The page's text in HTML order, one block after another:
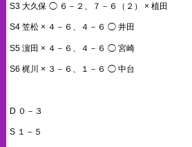
S3 大久保 ◯ ６－２、７－６（２） × 植田
S4 笠松 × ４－６、４－６ ◯ 井田
S5 濵田 × ４－６、４－６ ◯ 宮崎
S6 梶川 × ３－６、１－６ ◯ 中台
D ０－３
S １－５